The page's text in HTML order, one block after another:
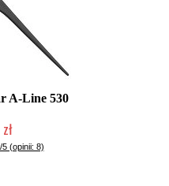
A-Line 530
w 24h)
5 (opinii: 8)